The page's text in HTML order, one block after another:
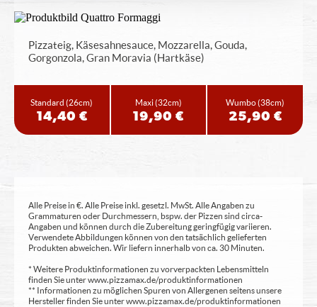
Pizzateig, Käsesahnesauce, Mozzarella, Gouda,
Gorgonzola, Gran Moravia (Hartkäse)
Standard(26cm)
14,40 €
Maxi(32cm)
19,90 €
Wumbo(38cm)
25,90 €
Alle Preise in €. Alle Preise inkl. gesetzl. MwSt. Alle Angaben zu
Grammaturen oder Durchmessern, bspw. der Pizzen sind circa-
Angaben und können durch die Zubereitung geringfügig variieren.
Verwendete Abbildungen können von den tatsächlich gelieferten
Produkten abweichen. Wir liefern innerhalb von ca. 30 Minuten.
* Weitere Produktinformationen zu vorverpackten Lebensmitteln
finden Sie unter www.pizzamax.de/produktinformationen
** Informationen zu möglichen Spuren von Allergenen seitens unsere
Hersteller finden Sie unter www.pizzamax.de/produktinformationen